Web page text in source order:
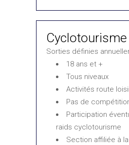
Cyclotourisme
Sorties définies
18 ans et +
Tous niveaux
Activités route
Pas de
Participation
raids cyclotourisme
Section affiliée à la